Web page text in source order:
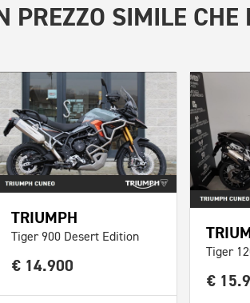
PREZZO SIMILE CHE
TRIUMPH
Tiger 900 Desert Edition
€ 14.900
€